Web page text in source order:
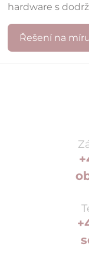
hardware s
Řešení na míru